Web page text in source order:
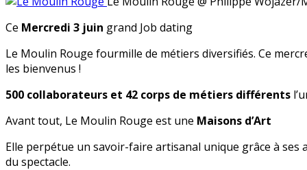
Ce Mercredi 3 juin grand Job dating
Le Moulin Rouge fourmille de métiers diversifiés. Ce
les bienvenus !
500 collaborateurs et 42 corps de métiers différents
Avant tout, Le Moulin Rouge est une Maisons d’Art
Elle perpétue un savoir-faire artisanal unique grâce à
du spectacle.